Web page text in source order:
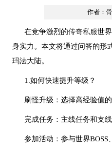
作者：
在竞争激烈的传奇私服世
身实力。本文将通过问答的形
玛法大陆。
1.如何快速提升等级？
刷怪升级：选择高经验值
完成任务：主线任务和支
参加活动：参与世界BOSS